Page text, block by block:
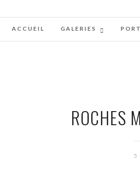
ACCUEIL GALERIES
ROCHES